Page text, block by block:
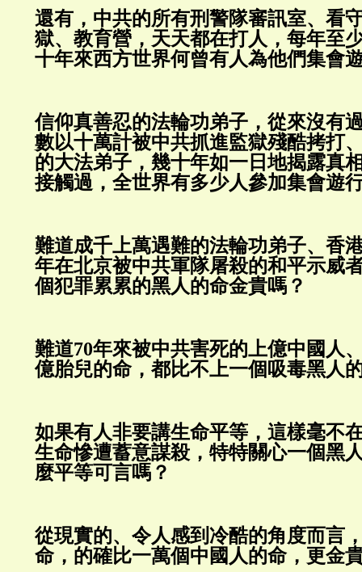
還有，中共的所有刑警隊審訊室、看
獄、教育營，天天都在打人，每年至
十年來西方世界何曾有人為他們集會
信仰真善忍的法輪功弟子，從來沒有
數以十萬計被中共抓進監獄殘酷拷打
的大法弟子，幾十年如一日地揭露真
接觸過，全世界有多少人參加集會遊
難道成千上萬遇難的法輪功弟子、香
年在北京被中共軍隊屠殺的和平示威
個犯罪累累的黑人的命金貴嗎？
難道70年來被中共害死的上億中國人
億胎兒的命，都比不上一個吸毒黑人
如果有人非要講生命平等，這樣毫不
生命慘遭蓄意謀殺，特特關心一個黑
麼平等可言嗎？
從現實的、令人感到冷酷的角度而言
命，的確比一萬個中國人的命，更金